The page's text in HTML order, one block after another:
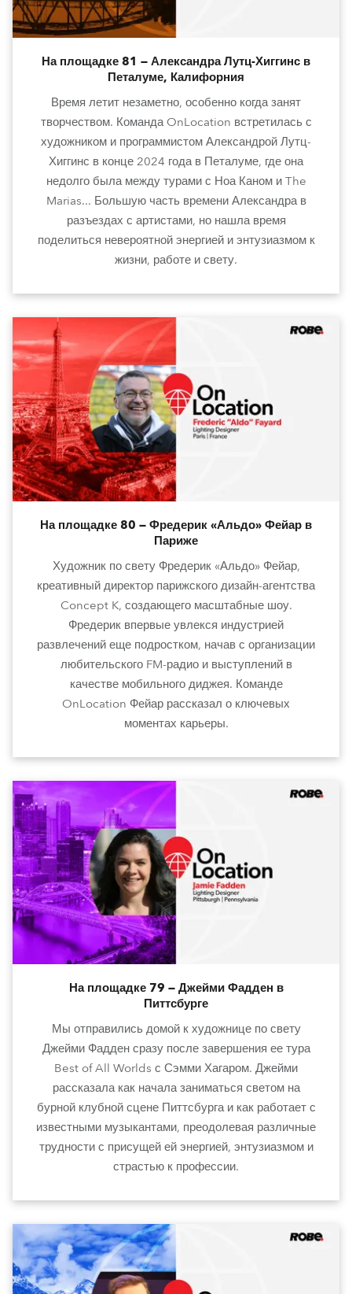
На площадке 81 — Александра Лутц-Хиггинс в
Петалуме, Калифорния
Время летит незаметно, особенно когда занят
творчеством. Команда OnLocation встретилась с
художником и программистом Александрой Лутц-
Хиггинс в конце 2024 года в Петалуме, где она
недолго была между турами с Ноа Каном и The
Marias... Большую часть времени Александра в
разъездах с артистами, но нашла время
поделиться невероятной энергией и энтузиазмом к
жизни, работе и свету.
На площадке 80 — Фредерик «Альдо» Фейар в
Париже
Художник по свету Фредерик «Альдо» Фейар,
креативный директор парижского дизайн-агентства
Concept K, создающего масштабные шоу.
Фредерик впервые увлекся индустрией
развлечений еще подростком, начав с организации
любительского FM-радио и выступлений в
качестве мобильного диджея. Команде
OnLocation Фейар рассказал о ключевых
моментах карьеры.
На площадке 79 — Джейми Фадден в
Питтсбурге
Мы отправились домой к художнице по свету
Джейми Фадден сразу после завершения ее тура
Best of All Worlds с Сэмми Хагаром. Джейми
рассказала как начала заниматься светом на
бурной клубной сцене Питтсбурга и как работает с
известными музыкантами, преодолевая различные
трудности с присущей ей энергией, энтузиазмом и
страстью к профессии.